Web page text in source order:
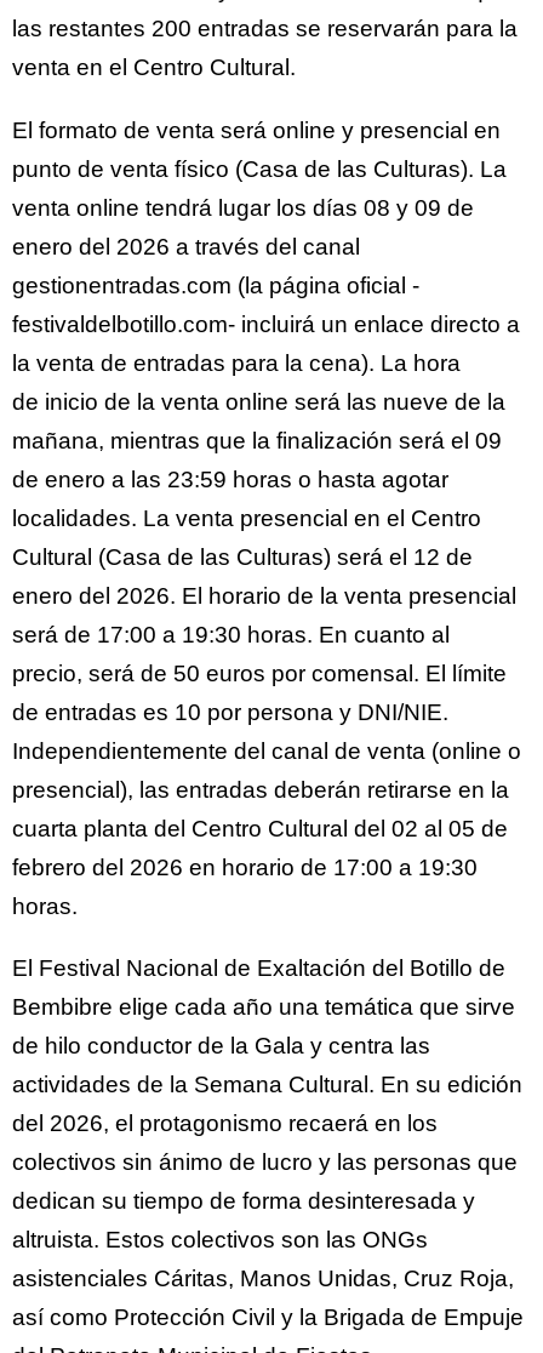
las restantes 200 entradas se reservarán para la
venta en el Centro Cultural.
El formato de venta será online y presencial en
punto de venta físico (Casa de las Culturas). La
venta online tendrá lugar los días 08 y 09 de
enero del 2026 a través del canal
gestionentradas.com (la página oficial -
festivaldelbotillo.com- incluirá un enlace directo a
la venta de entradas para la cena). La hora
de inicio de la venta online será las nueve de la
mañana, mientras que la finalización será el 09
de enero a las 23:59 horas o hasta agotar
localidades. La venta presencial en el Centro
Cultural (Casa de las Culturas) será el 12 de
enero del 2026. El horario de la venta presencial
será de 17:00 a 19:30 horas. En cuanto al
precio, será de 50 euros por comensal. El límite
de entradas es 10 por persona y DNI/NIE.
Independientemente del canal de venta (online o
presencial), las entradas deberán retirarse en la
cuarta planta del Centro Cultural del 02 al 05 de
febrero del 2026 en horario de 17:00 a 19:30
horas.
El Festival Nacional de Exaltación del Botillo de
Bembibre elige cada año una temática que sirve
de hilo conductor de la Gala y centra las
actividades de la Semana Cultural. En su edición
del 2026, el protagonismo recaerá en los
colectivos sin ánimo de lucro y las personas que
dedican su tiempo de forma desinteresada y
altruista. Estos colectivos son las ONGs
asistenciales Cáritas, Manos Unidas, Cruz Roja,
así como Protección Civil y la Brigada de Empuje